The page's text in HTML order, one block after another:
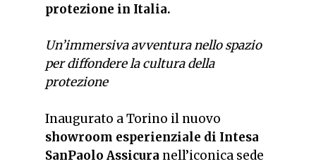
protezione in Italia.
Un’immersiva avventura nello spazio
per diffondere la cultura della
protezione
Inaugurato a Torino il nuovo
showroom esperienziale di Intesa
SanPaolo Assicura nell’iconica sede